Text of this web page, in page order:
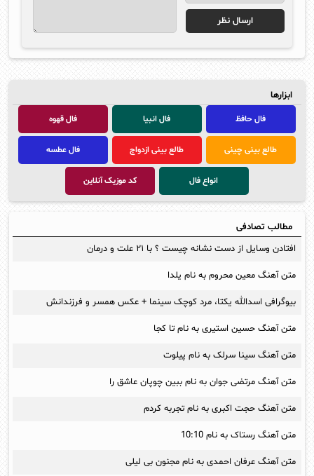
ابزارها
فال حافظ فال انبیا فال قهوه
طالع بینی چینی طالع بینی ازدواج فال عطسه
انواع فال کد موزیک آنلاین
مطالب تصادفی
افتادن وسایل از دست نشانه چیست ؟ با ۲۱ علت و درمان
متن آهنگ معین محروم به نام یلدا
بیوگرافی اسدالله یکتا، مرد کوچک سینما + عکس همسر و فرزندانش
متن آهنگ حسین استیری به نام تا کجا
متن آهنگ سینا سرلک به نام پیلوت
متن آهنگ مرتضی جوان به نام ببین چوپان عاشق را
متن آهنگ حجت اکبری به نام تجربه کردم
متن آهنگ رستاک به نام 10:10
متن آهنگ عرفان احمدی به نام مجنون بی لیلی